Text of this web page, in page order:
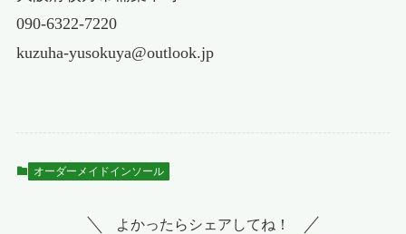
090-6322-7220
kuzuha-yusokuya@outlook.jp
オーダーメイドインソール
よかったらシェアしてね！